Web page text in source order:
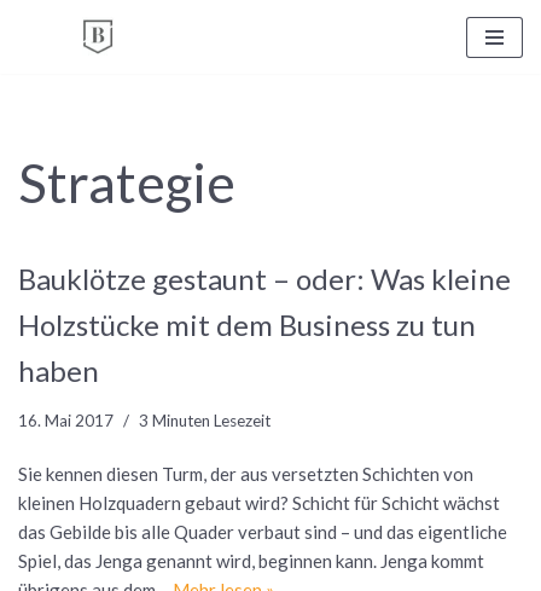
Strategie
Bauklötze gestaunt – oder: Was kleine
Holzstücke mit dem Business zu tun
haben
16. Mai 2017 3 Minuten Lesezeit
Sie kennen diesen Turm, der aus versetzten Schichten von
kleinen Holzquadern gebaut wird? Schicht für Schicht wächst
das Gebilde bis alle Quader verbaut sind – und das eigentliche
Spiel, das Jenga genannt wird, beginnen kann. Jenga kommt